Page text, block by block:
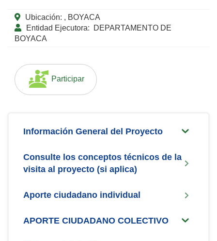
Ubicación: , BOYACA
Entidad Ejecutora:
DEPARTAMENTO DE
BOYACA
Participar
Información General del Proyecto
Consulte los conceptos técnicos de la
visita al proyecto (si aplica)
Aporte ciudadano individual
APORTE CIUDADANO COLECTIVO